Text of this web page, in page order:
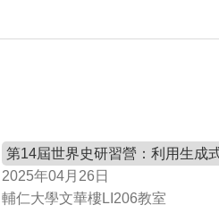
第14屆世界史研習營：利用生成
2025年04月26日
輔仁大學文華樓LI206教室